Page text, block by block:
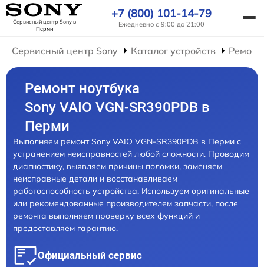
Сервисный центр Sonyв
Перми
+7 (800) 101-14-79
Ежедневно с 9:00 до 21:00
Сервисный центр Sony Каталог устройств
Ремонт ноутбука
Sony VAIO VGN-SR390PDB в
Перми
Выполняем ремонт Sony VAIO VGN-SR390PDB в Перми с
устранением неисправностей любой сложности. Проводим
диагностику, выявляем причины поломки, заменяем
неисправные детали и восстанавливаем
работоспособность устройства. Используем оригинальные
или рекомендованные производителем запчасти, после
ремонта выполняем проверку всех функций и
предоставляем гарантию.
Официальный сервис